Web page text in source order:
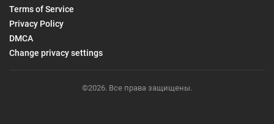
Terms of Service
Privacy Policy
DMCA
Change privacy settings
©2026. Все права защищены.